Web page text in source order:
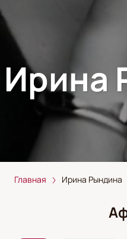
Ирина
Главная Ирина Рындина